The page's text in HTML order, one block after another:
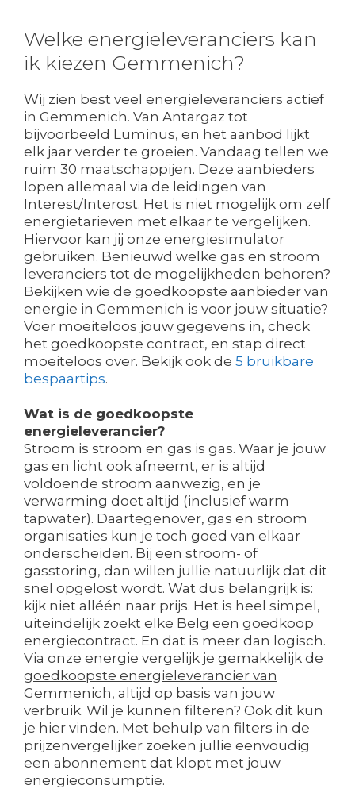
Welke energieleveranciers kan
ik kiezen Gemmenich?
Wij zien best veel energieleveranciers actief
in Gemmenich. Van Antargaz tot
bijvoorbeeld Luminus, en het aanbod lijkt
elk jaar verder te groeien. Vandaag tellen we
ruim 30 maatschappijen. Deze aanbieders
lopen allemaal via de leidingen van
Interest/Interost. Het is niet mogelijk om zelf
energietarieven met elkaar te vergelijken.
Hiervoor kan jij onze energiesimulator
gebruiken. Benieuwd welke gas en stroom
leveranciers tot de mogelijkheden behoren?
Bekijken wie de goedkoopste aanbieder van
energie in Gemmenich is voor jouw situatie?
Voer moeiteloos jouw gegevens in, check
het goedkoopste contract, en stap direct
moeiteloos over. Bekijk ook de 5 bruikbare
bespaartips.
Wat is de goedkoopste
energieleverancier?
Stroom is stroom en gas is gas. Waar je jouw
gas en licht ook afneemt, er is altijd
voldoende stroom aanwezig, en je
verwarming doet altijd (inclusief warm
tapwater). Daartegenover, gas en stroom
organisaties kun je toch goed van elkaar
onderscheiden. Bij een stroom- of
gasstoring, dan willen jullie natuurlijk dat dit
snel opgelost wordt. Wat dus belangrijk is:
kijk niet alléén naar prijs. Het is heel simpel,
uiteindelijk zoekt elke Belg een goedkoop
energiecontract. En dat is meer dan logisch.
Via onze energie vergelijk je gemakkelijk de
goedkoopste energieleverancier van
Gemmenich, altijd op basis van jouw
verbruik. Wil je kunnen filteren? Ook dit kun
je hier vinden. Met behulp van filters in de
prijzenvergelijker zoeken jullie eenvoudig
een abonnement dat klopt met jouw
energieconsumptie.